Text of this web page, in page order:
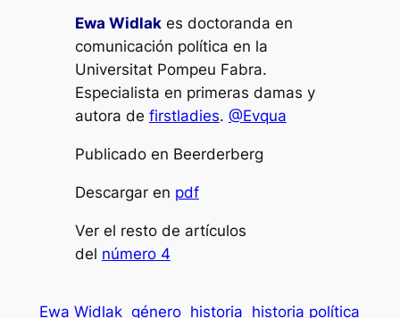
Ewa Widlakes doctoranda en
comunicación política en la
Universitat Pompeu Fabra.
Especialista en primeras damas y
autora de firstladies. @Evqua
Publicado en Beerderberg
Descargar en pdf
Ver el resto de artículos
del número 4
Ewa Widlak género historia historia política